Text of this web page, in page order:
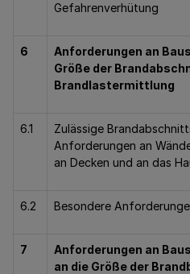
Gefahrenverhütung
6
Anforderungen an
Größe der
Brandlastermittlung
6.1
Zulässige
Anforderungen an
an Decken und an das
6.2 Besondere
7
Anforderungen an
an die Größe der